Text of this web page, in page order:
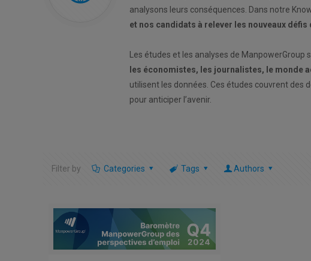
analysons leurs conséquences. Dans notre
et nos candidats à relever les nouveaux défis
Les études et les analyses de ManpowerGroup
les économistes, les journalistes, le monde
utilisent les données. Ces études couvrent des
pour anticiper l’avenir.
Filter by Categories Tags Authors